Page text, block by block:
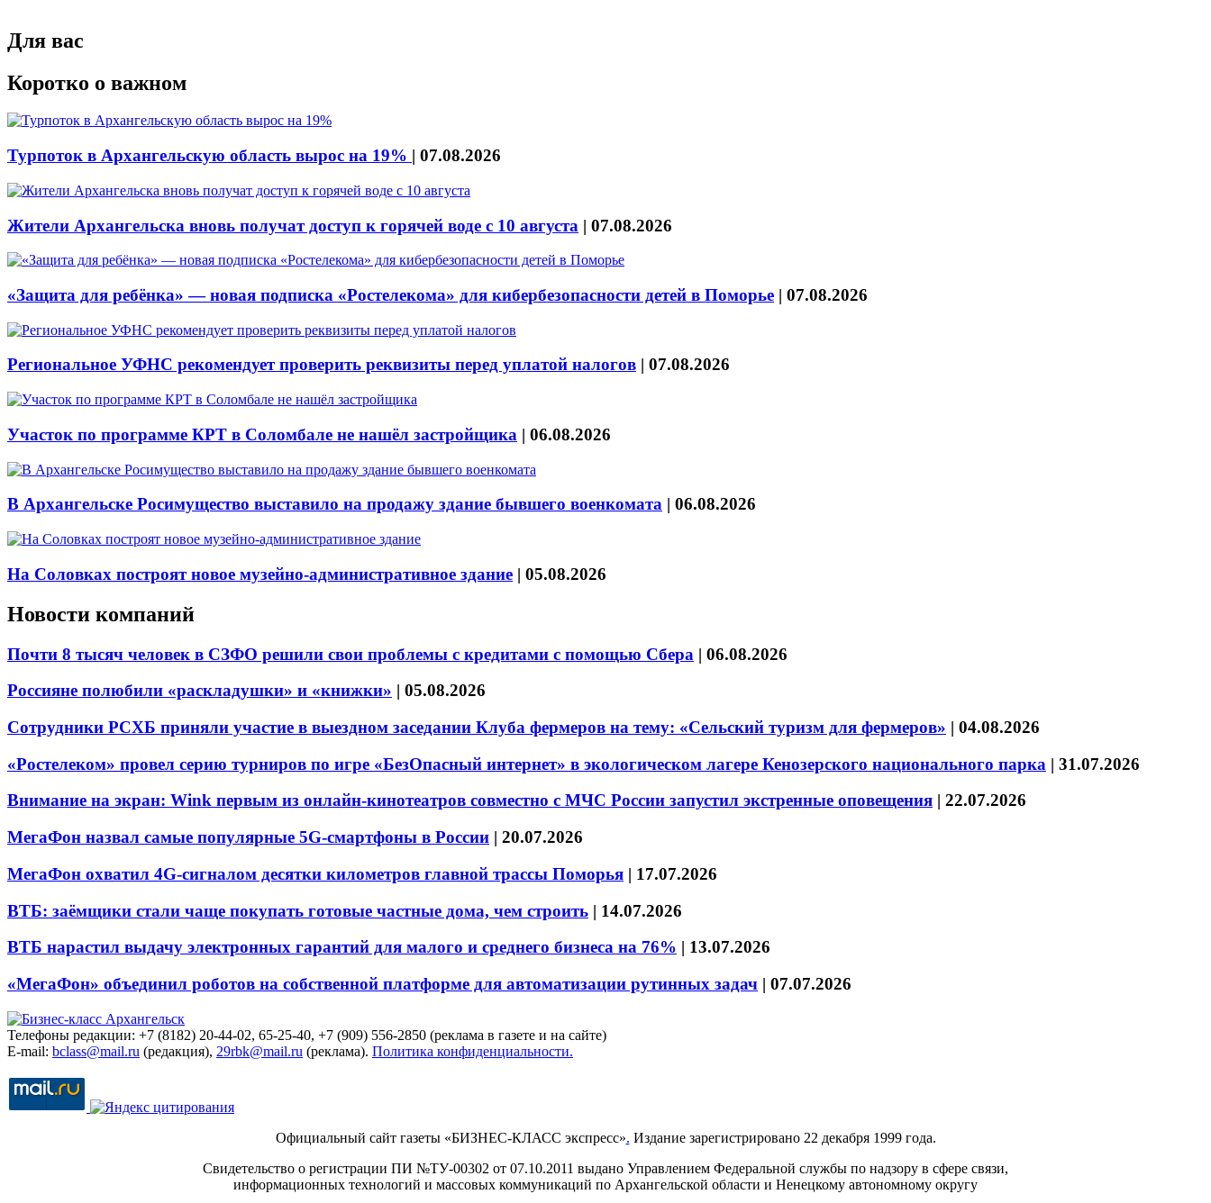
Для вас
Коротко о важном
Турпоток в Архангельскую область вырос на 19% | 07.08.2026
Жители Архангельска вновь получат доступ к горячей воде с 10 августа | 07.08.2026
«Защита для ребёнка» — новая подписка «Ростелекома» для кибербезопасности детей в Поморье | 07.08.2026
Региональное УФНС рекомендует проверить реквизиты перед уплатой налогов | 07.08.2026
Участок по программе КРТ в Соломбале не нашёл застройщика | 06.08.2026
В Архангельске Росимущество выставило на продажу здание бывшего военкомата | 06.08.2026
На Соловках построят новое музейно-административное здание | 05.08.2026
Новости компаний
Почти 8 тысяч человек в СЗФО решили свои проблемы с кредитами с помощью Сбера | 06.08.2026
Россияне полюбили «раскладушки» и «книжки» | 05.08.2026
Сотрудники РСХБ приняли участие в выездном заседании Клуба фермеров на тему: «Сельский туризм для фермеров» | 04.08.2026
«Ростелеком» провел серию турниров по игре «БезОпасный интернет» в экологическом лагере Кенозерского национального парка | 31.07.2026
Внимание на экран: Wink первым из онлайн-кинотеатров совместно с МЧС России запустил экстренные оповещения | 22.07.2026
МегаФон назвал самые популярные 5G-смартфоны в России | 20.07.2026
МегаФон охватил 4G-сигналом десятки километров главной трассы Поморья | 17.07.2026
ВТБ: заёмщики стали чаще покупать готовые частные дома, чем строить | 14.07.2026
ВТБ нарастил выдачу электронных гарантий для малого и среднего бизнеса на 76% | 13.07.2026
«МегаФон» объединил роботов на собственной платформе для автоматизации рутинных задач | 07.07.2026
Телефоны редакции: +7 (8182) 20-44-02, 65-25-40, +7 (909) 556-2850 (реклама в газете и на сайте)
E-mail: bclass@mail.ru (редакция), 29rbk@mail.ru (реклама). Политика конфиденциальности.
Официальный сайт газеты «БИЗНЕС-КЛАСС экспресс». Издание зарегистрировано 22 декабря 1999 года.
Свидетельство о регистрации ПИ №ТУ-00302 от 07.10.2011 выдано Управлением Федеральной службы по надзору в сфере связи,
информационных технологий и массовых коммуникаций по Архангельской области и Ненецкому автономному округу